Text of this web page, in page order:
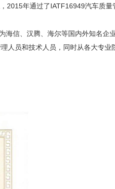
年通过了IATF16949汽车质量
信、汉腾、海尔等国内外知名企业
员和技术人员，同时从各大专业